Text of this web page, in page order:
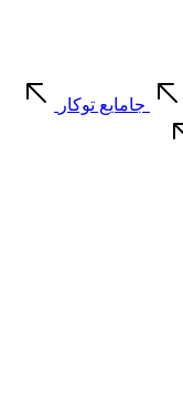
جامایع توکار